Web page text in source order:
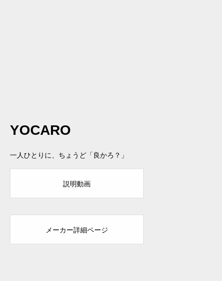
YOCARO
一人ひとりに、ちょうど「良かろ？」
説明動画
メーカー詳細ページ